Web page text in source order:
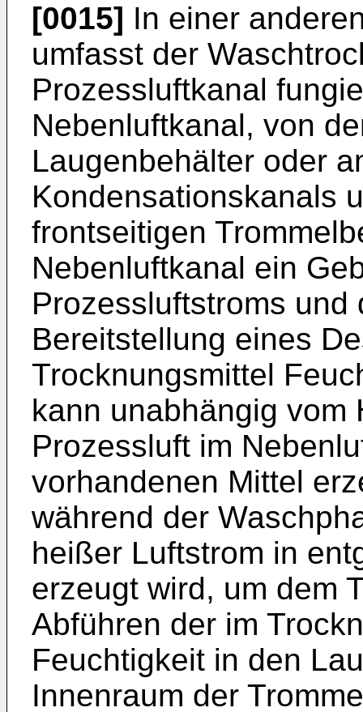
[0015] In einer
umfasst der
Prozessluftkanal
Nebenluftkanal, von
Laugenbehälter oder
Kondensationskanals
frontseitigen
Nebenluftkanal ein
Prozessluftstroms und
Bereitstellung eines
Trocknungsmittel
kann unabhängig vom
Prozessluft im
vorhandenen Mittel
während der
heißer Luftstrom in
erzeugt wird, um dem
Abführen der im
Feuchtigkeit in den
Innenraum der